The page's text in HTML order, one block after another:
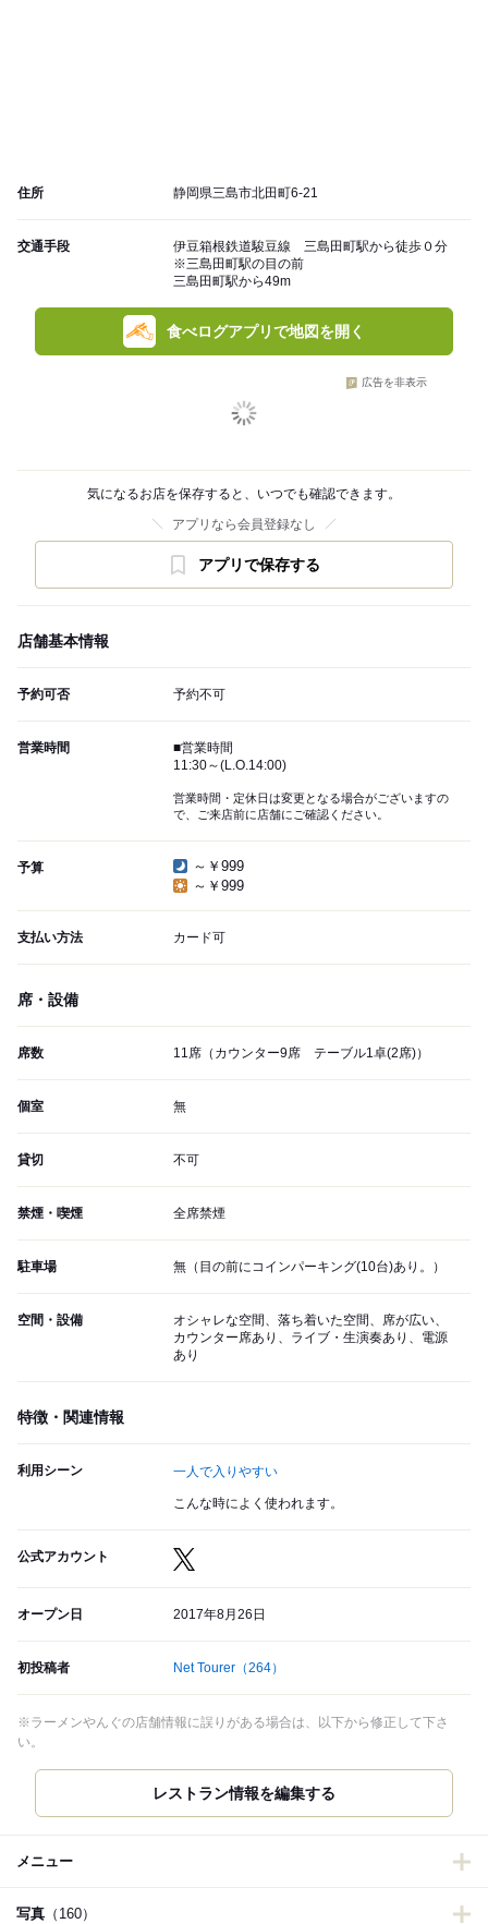
住所 静岡県三島市北田町6-21
交通手段
伊豆箱根鉄道駿豆線 三島田町駅から徒歩０分
※三島田町駅の目の前
三島田町駅から49m
食べログアプリで地図を開く
広告を非表示
気になるお店を保存すると、いつでも確認できます。
アプリなら会員登録なし
アプリで保存する
店舗基本情報
予約可否 予約不可
営業時間
■営業時間
11:30～(L.O.14:00)
営業時間・定休日は変更となる場合がございますの
で、ご来店前に店舗にご確認ください。
予算
～￥999
～￥999
支払い方法 カード可
席・設備
席数 11席（カウンター9席 テーブル1卓(2席)）
個室 無
貸切 不可
禁煙・喫煙 全席禁煙
駐車場 無（目の前にコインパーキング(10台)あり。）
空間・設備
オシャレな空間、落ち着いた空間、席が広い、
カウンター席あり、ライブ・生演奏あり、電源
あり
特徴・関連情報
利用シーン 一人で入りやすい
こんな時によく使われます。
公式アカウント
オープン日 2017年8月26日
初投稿者 Net Tourer （264）
※ラーメンやんぐの店舗情報に誤りがある場合は、以下から修正して下さ
い。
メニュー
写真 （160）